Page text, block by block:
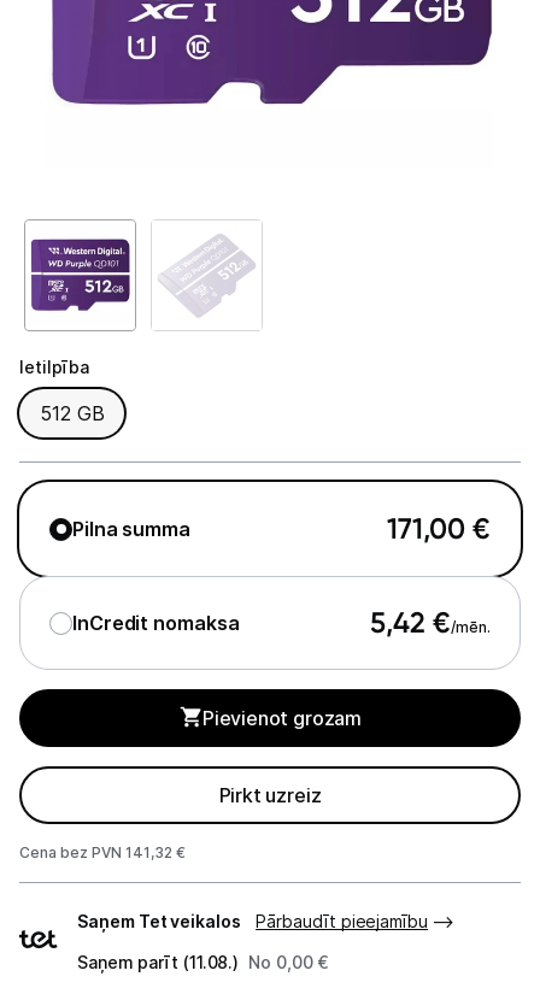
GAMING pasaule >
Portatīvie datori un piederumi
Spēļu konsoles un piederumi
Datu nesēji
Ārējie cietie diski
Atmiņas karšu lasītāji
USB zibatmiņas
Projektori un ekrāni
Telefoni, planšetdatori
Telefoni un aksesuāri
Mobilie telefoni un viedtālruņi
Telefona vāciņi un maciņi
Aizsargstikli
Ietilpība
Ietilpība
512 GB
Pilna summa 171,00 €
InCredit nomaksa 5,42 €/mēn.
Pievienot grozam
Pirkt uzreiz
Cena bez PVN 141,32 €
veidi
Saņem Tet veikalos
Pārbaudīt pieejamību
Saņem parīt (11.08.) No 0,00 €